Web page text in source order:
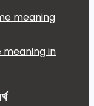
meaning in